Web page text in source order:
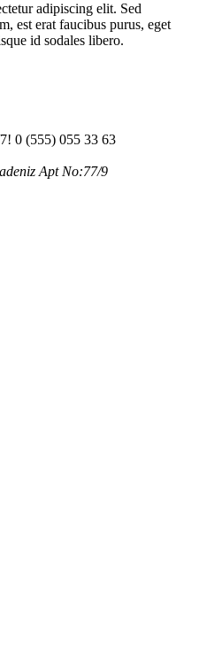
adipiscing elit. Sed
est erat faucibus purus, eget
id sodales libero.
0 (555) 055 33 63
Apt No:77/9